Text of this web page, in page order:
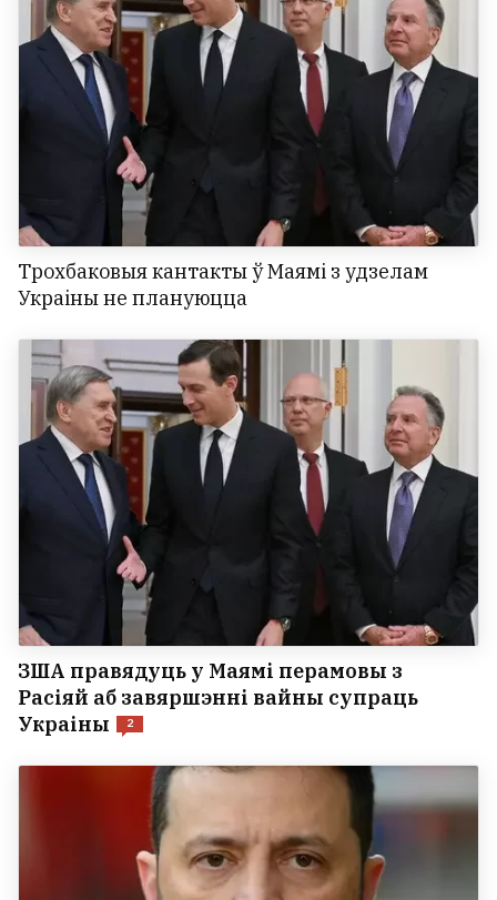
Трохбаковыя кантакты ў Маямі з удзелам
Украіны не плануюцца
ЗША правядуць у Маямі перамовы з
Расіяй аб завяршэнні вайны супраць
Украіны
2